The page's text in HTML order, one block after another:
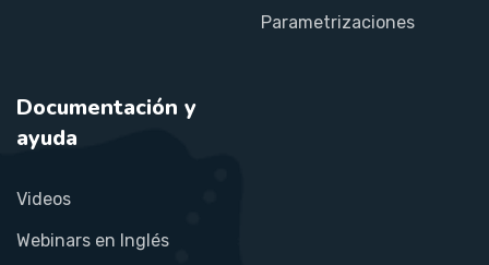
Parametrizaciones
Documentación y
ayuda
Videos
Webinars en Inglés